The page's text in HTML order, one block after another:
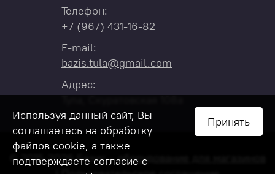
Телефон:
+7 (967) 431-16-82
E-mail:
bazis.tula@gmail.com
Адрес:
Тула, Скуратовская 108а
© 2015-2026 Базис –оборудование для магазинов
Используя данный сайт, Вы
соглашаетесь на обработку
файлов cookie, а также
подтверждаете согласие с
Принять